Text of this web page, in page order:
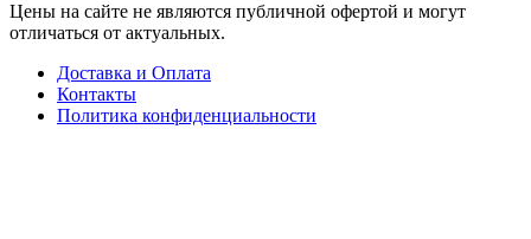
Цены на сайте не являются публичной офертой и могут
отличаться от актуальных.
Доставка и Оплата
Контакты
Политика конфиденциальности